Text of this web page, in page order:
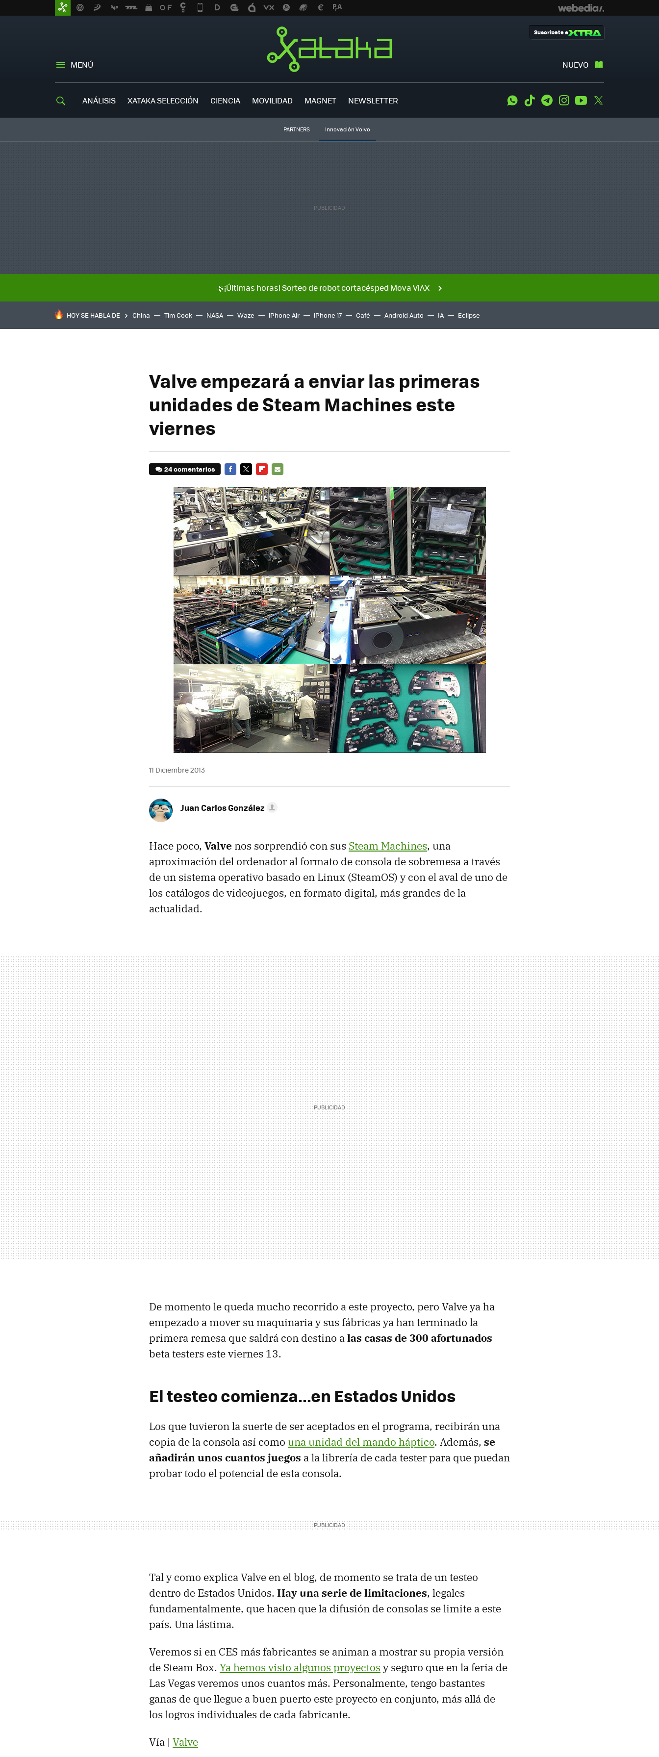
MENÚ NUEVO
Suscríbete a
ANÁLISIS XATAKA SELECCIÓN CIENCIA MOVILIDAD MAGNET NEWSLETTER WhatsApp
Tiktok TelegramInstagramYoutube
PARTNERS Innovación Volvo
🌿¡Últimas horas! Sorteo de robot cortacésped Mova ViAX
HOY SE HABLA DE China Tim Cook NASA Waze iPhone Air iPhone 17 Café Android Auto IA Eclipse
Valve empezará a enviar las primeras
unidades de Steam Machines este
viernes
24 comentarios
MAIL
11 Diciembre 2013
Juan Carlos González
Hace poco, Valve nos sorprendió con sus Steam Machines, una
aproximación del ordenador al formato de consola de sobremesa a través
de un sistema operativo basado en Linux (SteamOS) y con el aval de uno de
los catálogos de videojuegos, en formato digital, más grandes de la
actualidad.
De momento le queda mucho recorrido a este proyecto, pero Valve ya ha
empezado a mover su maquinaria y sus fábricas ya han terminado la
primera remesa que saldrá con destino alas casas de 300 afortunados
beta testers este viernes 13.
El testeo comienza...en Estados Unidos
Los que tuvieron la suerte de ser aceptados en el programa, recibirán una
copia de la consola así como una unidad del mando háptico. Además, se
añadirán unos cuantos juegos a la librería de cada tester para que puedan
probar todo el potencial de esta consola.
Tal y como explica Valve en el blog, de momento se trata de un testeo
dentro de Estados Unidos. Hay una serie de limitaciones, legales
fundamentalmente, que hacen que la difusión de consolas se limite a este
país. Una lástima.
Veremos si en CES más fabricantes se animan a mostrar su propia versión
de Steam Box. Ya hemos visto algunos proyectos y seguro que en la feria de
Las Vegas veremos unos cuantos más. Personalmente, tengo bastantes
ganas de que llegue a buen puerto este proyecto en conjunto, más allá de
los logros individuales de cada fabricante.
Vía | Valve